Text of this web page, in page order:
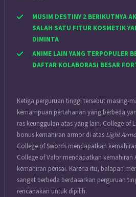
MUSIM DESTINY 2 BERIKUTNYA
SALAH SATU FITUR KOSMETIK
DIMINTA
ANIME LAIN YANG TERPOPULER
DAFTAR KOLABORASI BESAR
Ketiga perguruan tinggi tersebut masing-
kemampuan pertahanan yang berbeda
ras keunggulan atas yang lain. College of
bonus kemahiran armor di atas Light
College of Swords mendapatkan
College of Valor mendapatkan kemahiran
kemahiran perisai. Karena itu, balapan
sangat berbeda berdasarkan perguruan
rencanakan untuk dipilih.